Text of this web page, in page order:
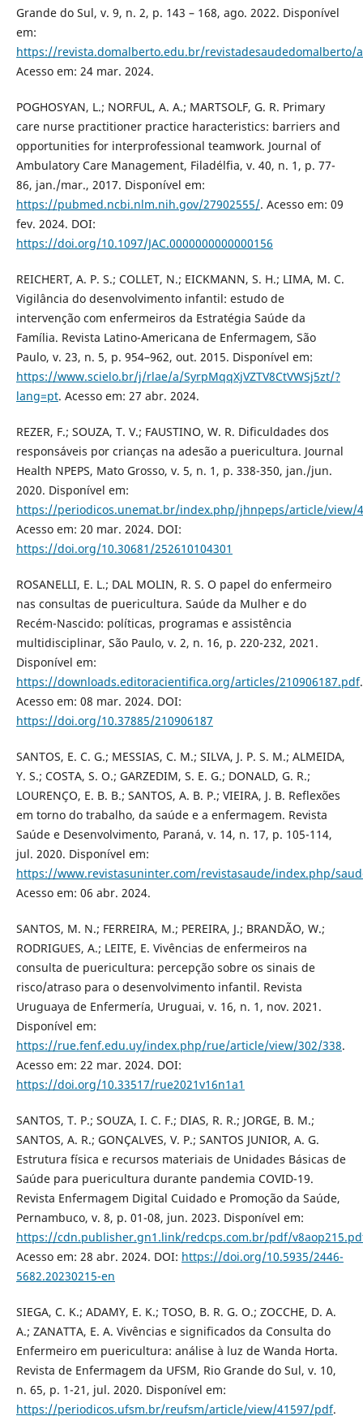
Grande do Sul, v. 9, n. 2, p. 143 – 168, ago. 2022. Disponível
em:
https://revista.domalberto.edu.br/revistadesaudedomalberto/
Acesso em: 24 mar. 2024.
POGHOSYAN, L.; NORFUL, A. A.; MARTSOLF, G. R. Primary
care nurse practitioner practice haracteristics: barriers and
opportunities for interprofessional teamwork. Journal of
Ambulatory Care Management, Filadélfia, v. 40, n. 1, p. 77-
86, jan./mar., 2017. Disponível em:
https://pubmed.ncbi.nlm.nih.gov/27902555/. Acesso em: 09
fev. 2024. DOI:
https://doi.org/10.1097/JAC.0000000000000156
REICHERT, A. P. S.; COLLET, N.; EICKMANN, S. H.; LIMA, M. C.
Vigilância do desenvolvimento infantil: estudo de
intervenção com enfermeiros da Estratégia Saúde da
Família. Revista Latino-Americana de Enfermagem, São
Paulo, v. 23, n. 5, p. 954–962, out. 2015. Disponível em:
https://www.scielo.br/j/rlae/a/SyrpMqqXjVZTV8CtVWSj5zt/?
lang=pt. Acesso em: 27 abr. 2024.
REZER, F.; SOUZA, T. V.; FAUSTINO, W. R. Dificuldades dos
responsáveis por crianças na adesão a puericultura. Journal
Health NPEPS, Mato Grosso, v. 5, n. 1, p. 338-350, jan./jun.
2020. Disponível em:
https://periodicos.unemat.br/index.php/jhnpeps/article/view/
Acesso em: 20 mar. 2024. DOI:
https://doi.org/10.30681/252610104301
ROSANELLI, E. L.; DAL MOLIN, R. S. O papel do enfermeiro
nas consultas de puericultura. Saúde da Mulher e do
Recém-Nascido: políticas, programas e assistência
multidisciplinar, São Paulo, v. 2, n. 16, p. 220-232, 2021.
Disponível em:
https://downloads.editoracientifica.org/articles/210906187.pdf.
Acesso em: 08 mar. 2024. DOI:
https://doi.org/10.37885/210906187
SANTOS, E. C. G.; MESSIAS, C. M.; SILVA, J. P. S. M.; ALMEIDA,
Y. S.; COSTA, S. O.; GARZEDIM, S. E. G.; DONALD, G. R.;
LOURENÇO, E. B. B.; SANTOS, A. B. P.; VIEIRA, J. B. Reflexões
em torno do trabalho, da saúde e a enfermagem. Revista
Saúde e Desenvolvimento, Paraná, v. 14, n. 17, p. 105-114,
jul. 2020. Disponível em:
https://www.revistasuninter.com/revistasaude/index.php/
Acesso em: 06 abr. 2024.
SANTOS, M. N.; FERREIRA, M.; PEREIRA, J.; BRANDÃO, W.;
RODRIGUES, A.; LEITE, E. Vivências de enfermeiros na
consulta de puericultura: percepção sobre os sinais de
risco/atraso para o desenvolvimento infantil. Revista
Uruguaya de Enfermería, Uruguai, v. 16, n. 1, nov. 2021.
Disponível em:
https://rue.fenf.edu.uy/index.php/rue/article/view/302/338.
Acesso em: 22 mar. 2024. DOI:
https://doi.org/10.33517/rue2021v16n1a1
SANTOS, T. P.; SOUZA, I. C. F.; DIAS, R. R.; JORGE, B. M.;
SANTOS, A. R.; GONÇALVES, V. P.; SANTOS JUNIOR, A. G.
Estrutura física e recursos materiais de Unidades Básicas de
Saúde para puericultura durante pandemia COVID-19.
Revista Enfermagem Digital Cuidado e Promoção da Saúde,
Pernambuco, v. 8, p. 01-08, jun. 2023. Disponível em:
https://cdn.publisher.gn1.link/redcps.com.br/pdf/
Acesso em: 28 abr. 2024. DOI: https://doi.org/10.5935/2446-
5682.20230215-en
SIEGA, C. K.; ADAMY, E. K.; TOSO, B. R. G. O.; ZOCCHE, D. A.
A.; ZANATTA, E. A. Vivências e significados da Consulta do
Enfermeiro em puericultura: análise à luz de Wanda Horta.
Revista de Enfermagem da UFSM, Rio Grande do Sul, v. 10,
n. 65, p. 1-21, jul. 2020. Disponível em:
https://periodicos.ufsm.br/reufsm/article/view/41597/pdf.